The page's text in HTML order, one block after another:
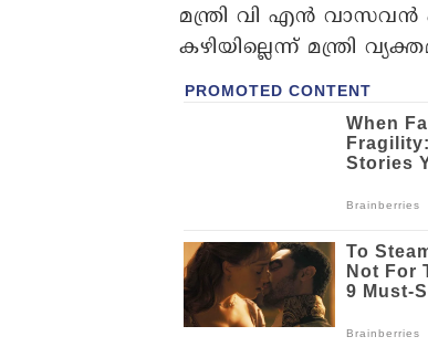
മന്ത്രി വി എൻ
കഴിയില്ലെന്ന് മന്ത്രി